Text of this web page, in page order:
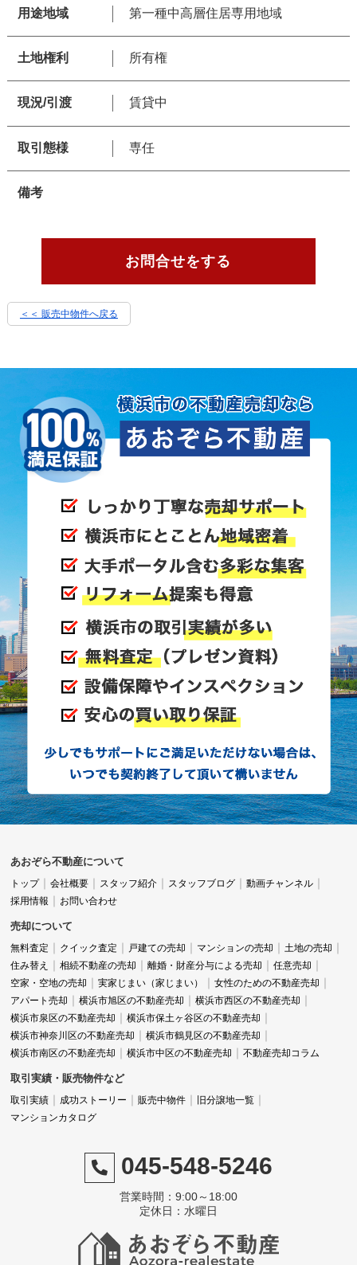
用途地域 第一種中高層住居専用地域
土地権利 所有権
現況/引渡 賃貸中
取引態様 専任
備考
お問合せをする
＜＜ 販売中物件へ戻る
あおぞら不動産について
トップ 会社概要 スタッフ紹介 スタッフブログ
動画チャンネル
採用情報
お問い合わせ
売却について
無料査定 クイック査定 戸建ての売却 マンションの売却
土地の売却
住み替え
相続不動産の売却 離婚・財産分与による売却
任意売却
空家・空地の売却
実家じまい（家じまい）
女性のための不動産売却
アパート売却
横浜市旭区の不動産売却
横浜市西区の不動産売却
横浜市泉区の不動産売却
横浜市保土ヶ谷区の不動産売却
横浜市神奈川区の不動産売却
横浜市鶴見区の不動産売却
横浜市南区の不動産売却
横浜市中区の不動産売却 不動産売却コラム
取引実績・販売物件など
取引実績 成功ストーリー 販売中物件
旧分譲地一覧
マンションカタログ
045-548-5246
営業時間：9:00～18:00
定休日：水曜日